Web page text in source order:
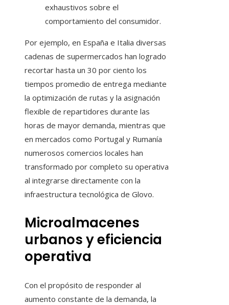
exhaustivos sobre el
comportamiento del consumidor.
Por ejemplo, en España e Italia diversas
cadenas de supermercados han logrado
recortar hasta un 30 por ciento los
tiempos promedio de entrega mediante
la optimización de rutas y la asignación
flexible de repartidores durante las
horas de mayor demanda, mientras que
en mercados como Portugal y Rumanía
numerosos comercios locales han
transformado por completo su operativa
al integrarse directamente con la
infraestructura tecnológica de Glovo.
Microalmacenes
urbanos y eficiencia
operativa
Con el propósito de responder al
aumento constante de la demanda, la